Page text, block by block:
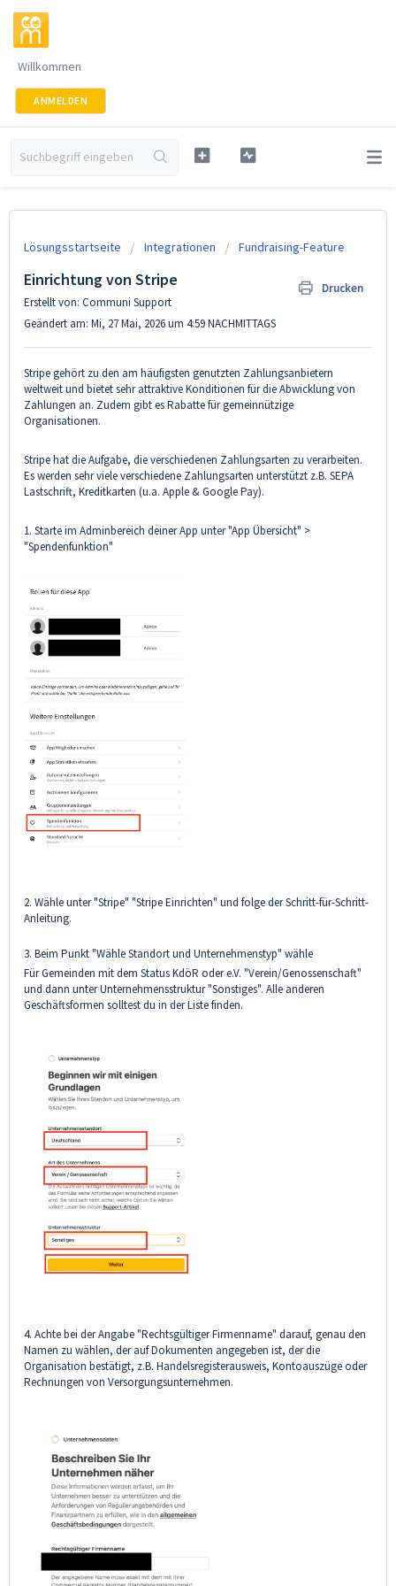
Willkommen
ANMELDEN
Lösungsstartseite Integrationen Fundraising-Feature
Einrichtung von Stripe
Drucken
Erstellt von: Communi Support
Geändert am: Mi, 27 Mai, 2026 um 4:59 NACHMITTAGS
Stripe gehört zu den am häufigsten genutzten Zahlungsanbietern
weltweit und bietet sehr attraktive Konditionen für die Abwicklung von
Zahlungen an. Zudem gibt es Rabatte für gemeinnützige
Organisationen.
Stripe hat die Aufgabe, die verschiedenen Zahlungsarten zu verarbeiten.
Es werden sehr viele verschiedene Zahlungsarten unterstützt z.B. SEPA
Lastschrift, Kreditkarten (u.a. Apple & Google Pay).
1. Starte im Adminbereich deiner App unter "App Übersicht" >
"Spendenfunktion"
2. Wähle unter "Stripe" "Stripe Einrichten" und folge der Schritt-für-Schritt-
Anleitung.
3. Beim Punkt "Wähle Standort und Unternehmenstyp" wähle
Für Gemeinden mit dem Status KdöR oder e.V. "Verein/Genossenschaft"
und dann unter Unternehmensstruktur "Sonstiges". Alle anderen
Geschäftsformen solltest du in der Liste finden.
4. Achte bei der Angabe "Rechtsgültiger Firmenname" darauf, genau den
Namen zu wählen, der auf Dokumenten angegeben ist, der die
Organisation bestätigt, z.B. Handelsregisterausweis, Kontoauszüge oder
Rechnungen von Versorgungsunternehmen.